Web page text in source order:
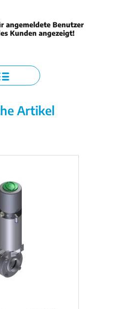
angemeldete Benutzer
Kunden angezeigt!
Artikel